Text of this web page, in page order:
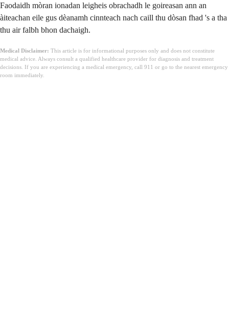
Faodaidh mòran ionadan leigheis obrachadh le goireasan ann an
àiteachan eile gus dèanamh cinnteach nach caill thu dòsan fhad 's a tha
thu air falbh bhon dachaigh.
Medical Disclaimer: This article is for informational purposes only and does not constitute
medical advice. Always consult a qualified healthcare provider for diagnosis and treatment
decisions. If you are experiencing a medical emergency, call 911 or go to the nearest emergency
room immediately.